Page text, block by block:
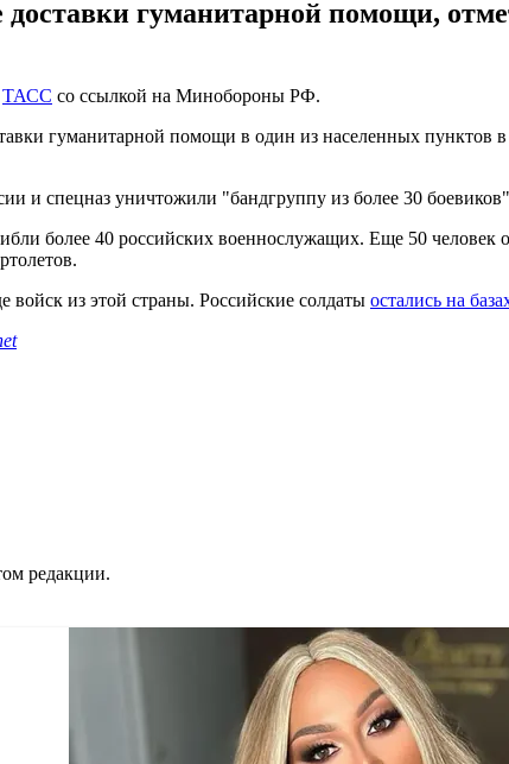
доставки гуманитарной помощи,
ТАСС со ссылкой на Минобороны РФ.
гуманитарной помощи в один из населенных пунктов
и спецназ уничтожили "бандгруппу из более 30
более 40 российских военнослужащих. Еще 50 человек
войск из этой страны. Российские солдаты остались на
редакции.